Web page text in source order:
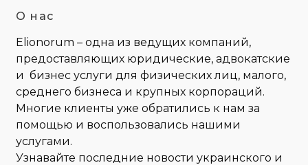
О нас
Elionorum – одна из ведущих компаний,
предоставляющих юридические, адвокатские
и бизнес услуги для физических лиц, малого,
среднего бизнеса и крупных корпораций.
Многие клиенты уже обратились к нам за
помощью и воспользовались нашими
услугами.
Узнавайте последние новости украинского и